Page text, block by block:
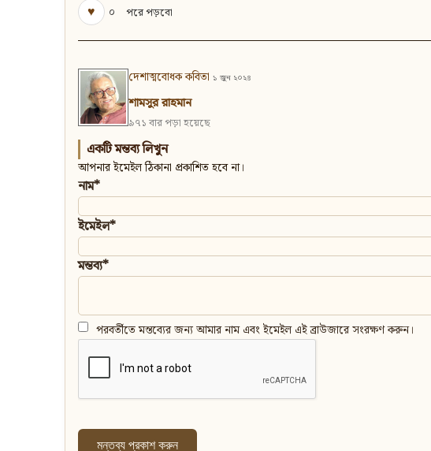
♥
০ পরে পড়বো
দেশাত্মবোধক কবিতা ১ জুন ২০২৪
শামসুর রাহমান
৯৭১ বার পড়া হয়েছে
একটি মন্তব্য লিখুন
আপনার ইমেইল ঠিকানা প্রকাশিত হবে না।
নাম*
ইমেইল*
মন্তব্য*
পরবর্তীতে মন্তব্যের জন্য আমার নাম এবং ইমেইল এই ব্রাউজারে সংরক্ষণ করুন।